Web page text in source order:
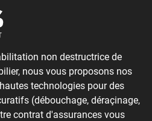
non destructrice de
nous vous proposons nos
technologies pour des
(débouchage, déraçinage,
contrat d'assurances vous